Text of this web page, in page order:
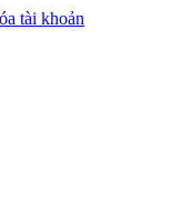
tài khoản